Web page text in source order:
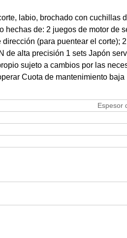
labio, brochado con cuchillas
hechas de: 2 juegos de motor de
(para puentear el corte);
de alta precisión 1 sets Japón
sujeto a cambios por las
Cuota de mantenimiento baja
Espesor